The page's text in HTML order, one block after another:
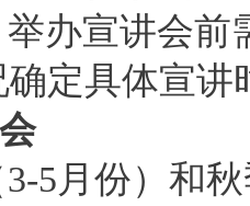
举办宣讲会前
定具体宣讲
5月份）和